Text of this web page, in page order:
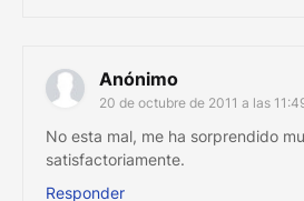
Anónimo
20 de octubre de 2011 a las
No esta mal, me ha sorprendido
satisfactoriamente.
Responder